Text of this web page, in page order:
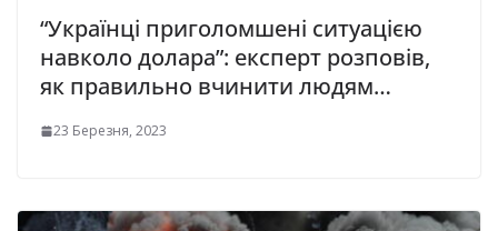
“Українці приголомшені ситуацією
навколо долара”: експерт розповів,
як правильно вчинити людям…
23 Березня, 2023